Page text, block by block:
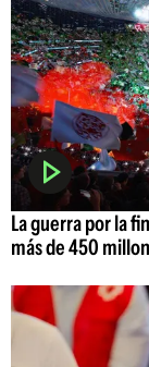
La guerra por la
más de 450